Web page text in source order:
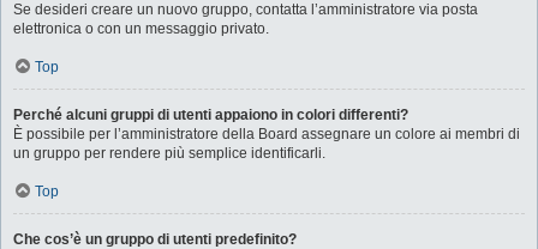
Se desideri creare un nuovo gruppo, contatta l’amministratore via posta
elettronica o con un messaggio privato.
Top
Perché alcuni gruppi di utenti appaiono in colori differenti?
È possibile per l’amministratore della Board assegnare un colore ai membri di
un gruppo per rendere più semplice identificarli.
Top
Che cos’è un gruppo di utenti predefinito?